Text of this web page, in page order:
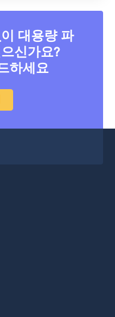
대용량 파
신가요?
하세요